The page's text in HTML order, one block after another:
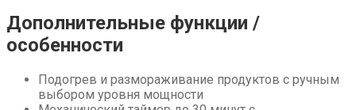
Дополнительные функции /
особенности
Подогрев и размораживание продуктов с ручным
выбором уровня мощности